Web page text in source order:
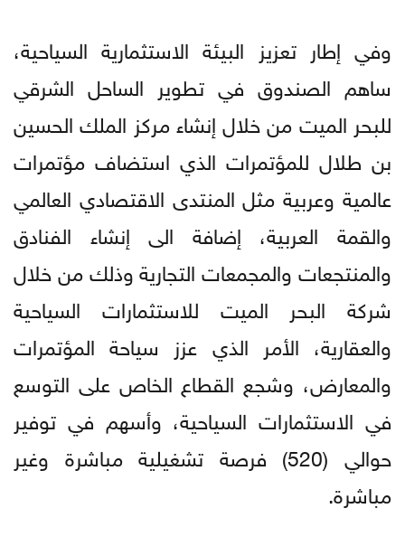
وفي إطار تعزيز البيئة الاستثمارية السياحية،
ساهم الصندوق في تطوير الساحل الشرقي
للبحر الميت من خلال إنشاء مركز الملك الحسين
بن طلال للمؤتمرات الذي استضاف مؤتمرات
عالمية وعربية مثل المنتدى الاقتصادي العالمي
والقمة العربية، إضافة الى إنشاء الفنادق
والمنتجعات والمجمعات التجارية وذلك من خلال
شركة البحر الميت للاستثمارات السياحية
والعقارية، الأمر الذي عزز سياحة المؤتمرات
والمعارض، وشجع القطاع الخاص على التوسع
في الاستثمارات السياحية، وأسهم في توفير
حوالي (520) فرصة تشغيلية مباشرة وغير
مباشرة.